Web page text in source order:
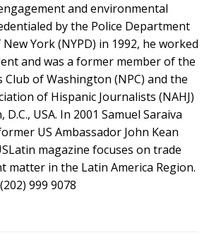
and environmental
by the Police Department
York (NYPD) in 1992, he worked
and was a former member of the
Club of Washington (NPC) and the
of Hispanic Journalists (NAHJ)
USA. In 2001 Samuel Saraiva
US Ambassador John Kean
magazine focuses on trade
matter in the Latin America Region.
999 9078